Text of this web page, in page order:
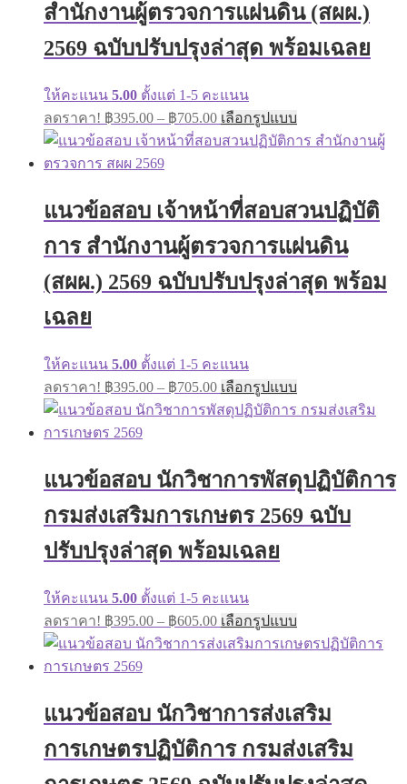
be
chosen
on
the
สำนักงานผู้ตรวจการแผ่นดิน (สผผ.)
2569 ฉบับปรับปรุงล่าสุด พร้อมเฉลย
ให้คะแนน 5.00 ตั้งแต่ 1-5 คะแนน
ลดราคา! ฿395.00 – ฿705.00Price
range:
฿395.00
เลือกรูปแบบ
product
has
options
be
chosen
on
the
แนวข้อสอบ เจ้าหน้าที่สอบสวนปฏิบัติ
การ สำนักงานผู้ตรวจการแผ่นดิน
(สผผ.) 2569 ฉบับปรับปรุงล่าสุด พร้อม
เฉลย
ให้คะแนน 5.00 ตั้งแต่ 1-5 คะแนน
ลดราคา! ฿395.00 – ฿705.00Price
range:
฿395.00
เลือกรูปแบบ
product
has
options
may
be
chosen
แนวข้อสอบ นักวิชาการพัสดุปฏิบัติการ
กรมส่งเสริมการเกษตร 2569 ฉบับ
ปรับปรุงล่าสุด พร้อมเฉลย
ให้คะแนน 5.00 ตั้งแต่ 1-5 คะแนน
ลดราคา! ฿395.00 – ฿605.00Price
range:
฿395.00
เลือกรูปแบบ
product
has
options
be
chosen
on
แนวข้อสอบ นักวิชาการส่งเสริม
การเกษตรปฏิบัติการ กรมส่งเสริม